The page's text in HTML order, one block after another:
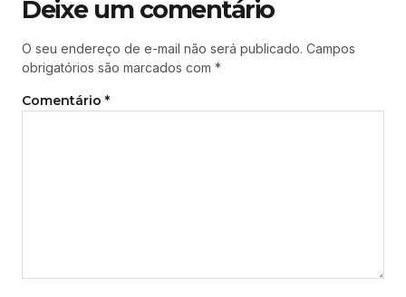
Deixe um comentário
O seu endereço de e-mail não será publicado. Campos
obrigatórios são marcados com *
Comentário *